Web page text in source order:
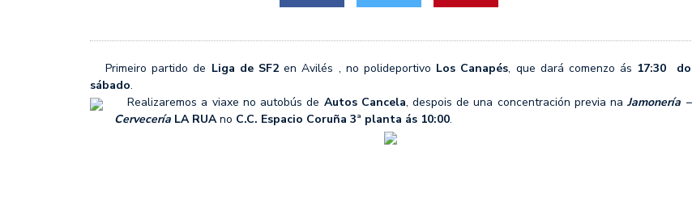
MIÉRCOLES CON M DE MADRINA: NOA PARDIÑAS
Primeiro partido de Liga de SF2en Avilés , no polideportivo Los Canapés, que dará comenzo ás 17:30
do
sábado.
Realizaremos a viaxe no autobús de Autos Cancela, despois de una concentración previa naJamonería –
Cervecería LA RUAno C.C. Espacio Coruña 3ª planta ás 10:00.